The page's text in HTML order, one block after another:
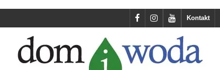
Kontakt